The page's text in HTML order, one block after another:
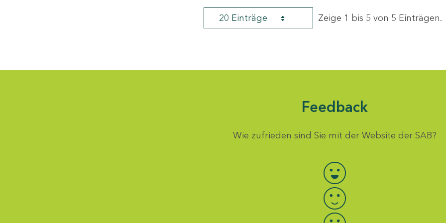
20 Einträge Zeige 1 bis 5 von 5 Einträgen.
Feedback
Wie zufrieden sind Sie mit der Website der SAB?
Bewertung auswählen